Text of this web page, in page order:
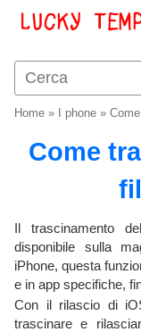
Home » I phone »
Come
Il trascinamento
disponibile sulla
iPhone, questa
e in app specifiche,
Con il rilascio di
trascinare e